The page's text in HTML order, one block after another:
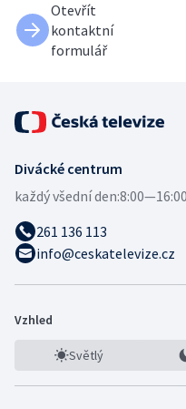
Otevřít
kontaktní
formulář
Divácké centrum
každý všední den:
261 136 113
info@ceskatelevize.cz
Vzhled
Světlý